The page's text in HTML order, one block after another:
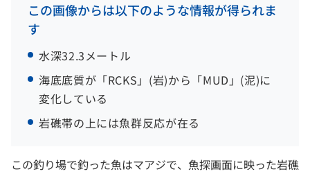
この画像からは以下のような情報が得られま
す
水深32.3メートル
海底底質が「RCKS」(岩)から「MUD」(泥)に
変化している
岩礁帯の上には魚群反応が在る
この釣り場で釣った魚はマアジで、魚探画面に映った岩礁